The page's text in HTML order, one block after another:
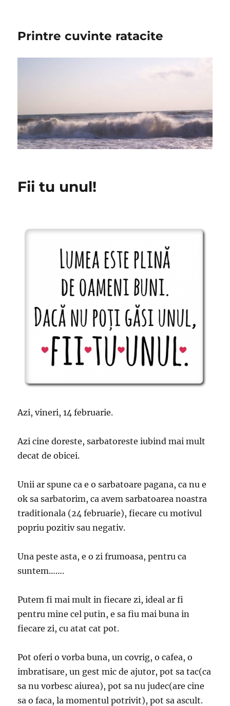
Printre cuvinte ratacite
Fii tu unul!
Azi, vineri, 14 februarie.
Azi cine doreste, sarbatoreste iubind mai mult
decat de obicei.
Unii ar spune ca e o sarbatoare pagana, ca nu e
ok sa sarbatorim, ca avem sarbatoarea noastra
traditionala (24 februarie), fiecare cu motivul
popriu pozitiv sau negativ.
Una peste asta, e o zi frumoasa, pentru ca
suntem…….
Putem fi mai mult in fiecare zi, ideal ar fi
pentru mine cel putin, e sa fiu mai buna in
fiecare zi, cu atat cat pot.
Pot oferi o vorba buna, un covrig, o cafea, o
imbratisare, un gest mic de ajutor, pot sa tac(ca
sa nu vorbesc aiurea), pot sa nu judec(are cine
sa o faca, la momentul potrivit), pot sa ascult.